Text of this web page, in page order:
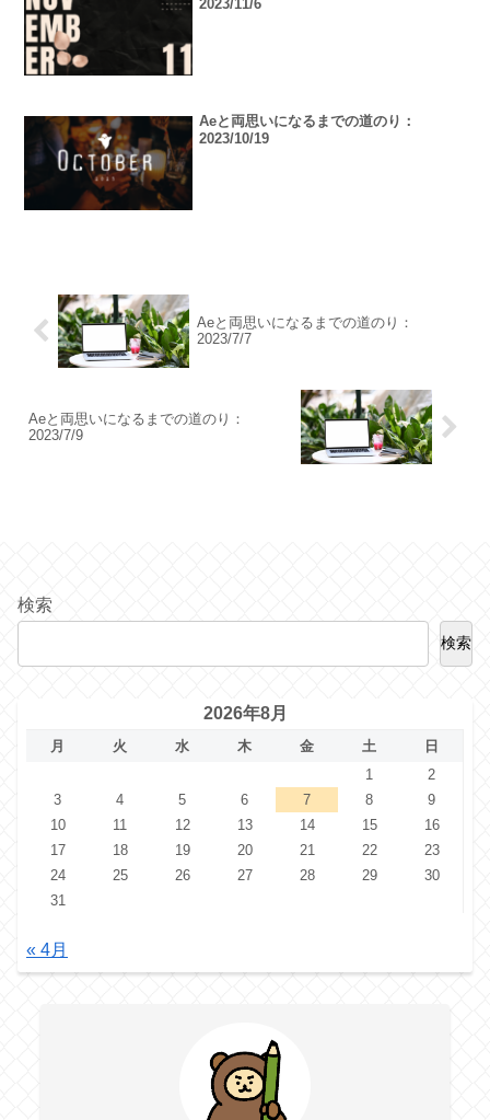
2023/11/6
Aeと両思いになるまでの道のり：
2023/10/19
Aeと両思いになるまでの道のり：
2023/7/7
Aeと両思いになるまでの道のり：
2023/7/9
検索
検索
2026年8月
月 火 水 木 金 土
日
1
2
3
4 5 6 7 8
9
10
11 12 13 14 15
16
17
18 19 20 21 22
23
24
25 26 27 28 29
30
31
« 4月